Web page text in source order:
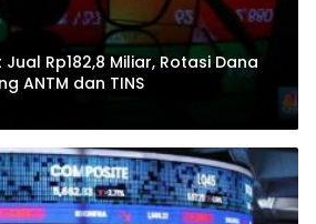
Rp182,8 Miliar, Rotasi Dana
ANTM dan TINS